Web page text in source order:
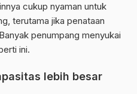
cukup nyaman untuk
terutama jika penataan
penumpang menyukai
ini.
lebih besar